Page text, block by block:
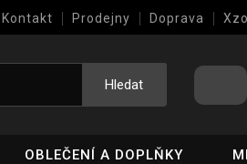
Kontakt Prodejny Doprava
Hledat
OBLEČENÍ A DOPLŇKY